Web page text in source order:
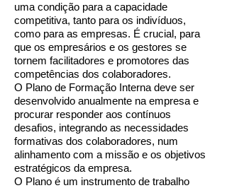
uma condição para a capacidade
competitiva, tanto para os indivíduos,
como para as empresas. É crucial, para
que os empresários e os gestores se
tornem facilitadores e promotores das
competências dos colaboradores.
O Plano de Formação Interna deve ser
desenvolvido anualmente na empresa e
procurar responder aos contínuos
desafios, integrando as necessidades
formativas dos colaboradores, num
alinhamento com a missão e os objetivos
estratégicos da empresa.
O Plano é um instrumento de trabalho